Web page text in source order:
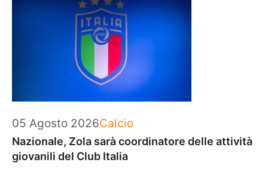
05 Agosto 2026Categorie
Calcio
Nazionale, Zola sarà coordinatore delle attività
giovanili del Club Italia